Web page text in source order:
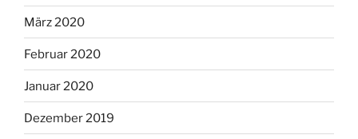
März 2020
Februar 2020
Januar 2020
Dezember 2019